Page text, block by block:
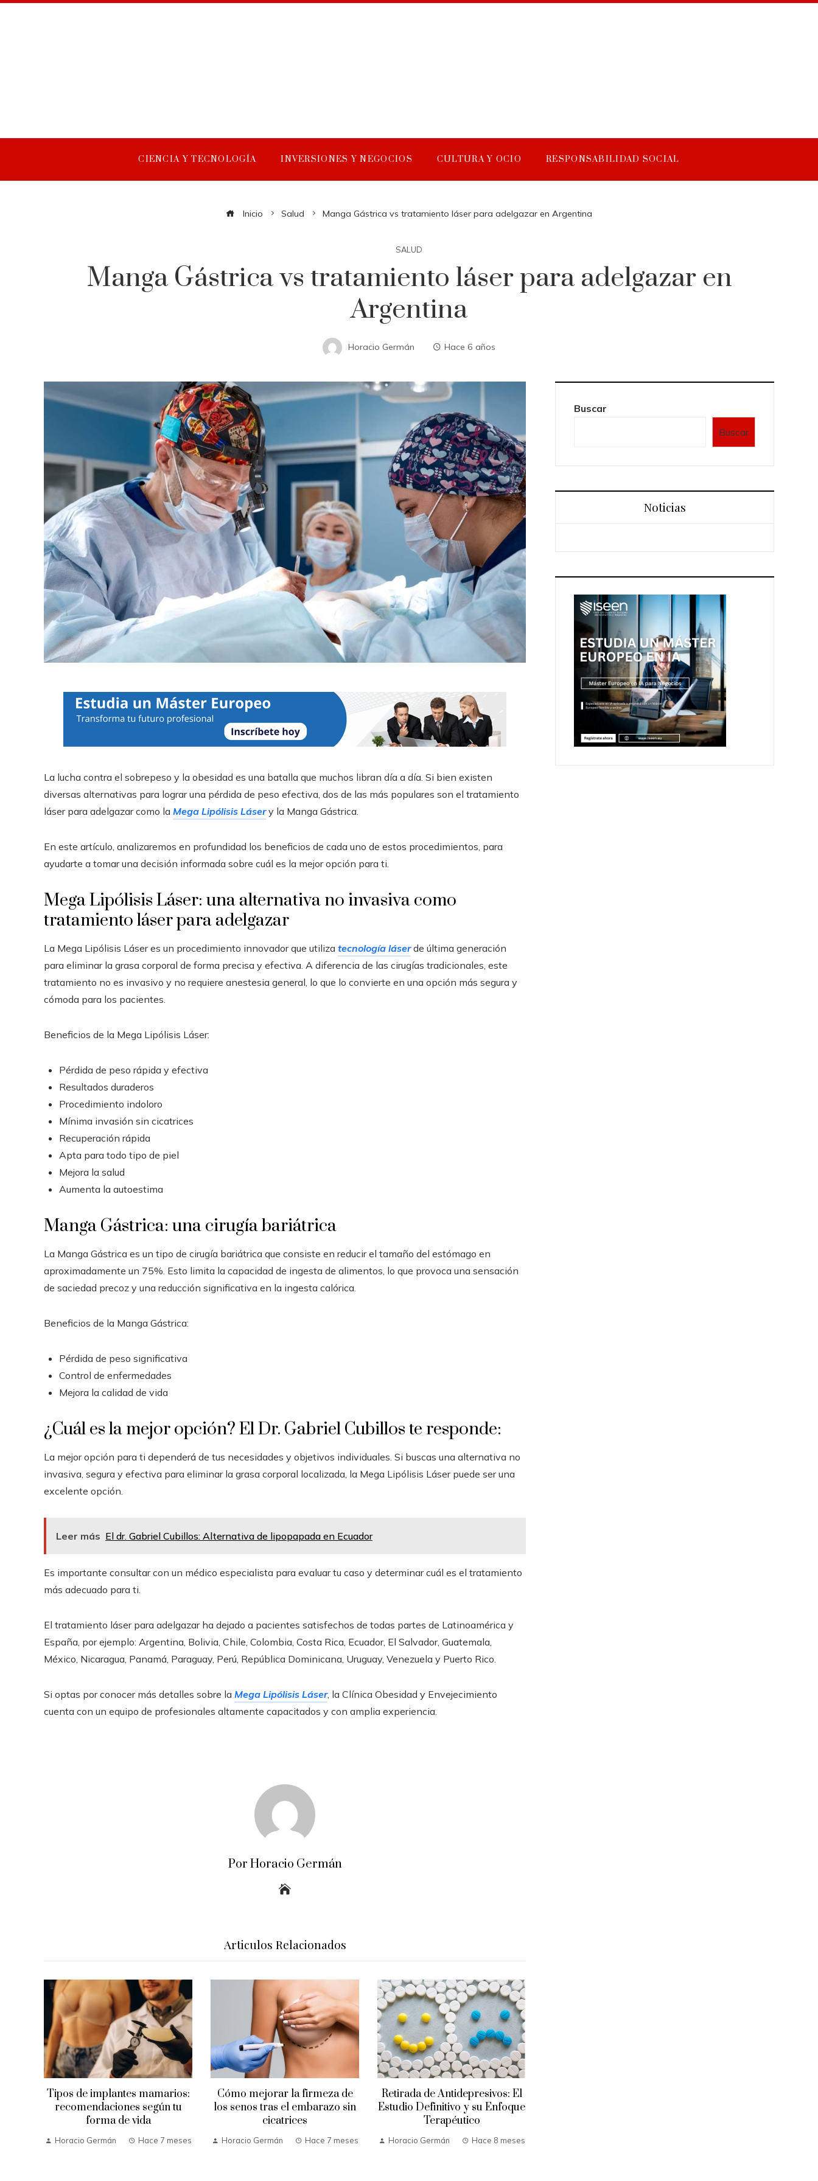
CIENCIA Y TECNOLOGÍA INVERSIONES Y NEGOCIOS CULTURA Y OCIO RESPONSABILIDAD SOCIAL
Inicio Salud Manga Gástrica vs tratamiento láser para adelgazar en Argentina
SALUD
Manga Gástrica vs tratamiento láser para adelgazar en
Argentina
Horacio Germán Hace 6 años
La lucha contra el sobrepeso y la obesidad es una batalla que muchos libran día a día. Si bien existen
diversas alternativas para lograr una pérdida de peso efectiva, dos de las más populares son el tratamiento
láser para adelgazar como la Mega Lipólisis Lásery la Manga Gástrica.
En este artículo, analizaremos en profundidad los beneficios de cada uno de estos procedimientos, para
ayudarte a tomar una decisión informada sobre cuál es la mejor opción para ti.
Mega Lipólisis Láser: una alternativa no invasiva como
tratamiento láser para adelgazar
La Mega Lipólisis Láser es un procedimiento innovador que utiliza tecnología láserde última generación
para eliminar la grasa corporal de forma precisa y efectiva. A diferencia de las cirugías tradicionales, este
tratamiento no es invasivo y no requiere anestesia general, lo que lo convierte en una opción más segura y
cómoda para los pacientes.
Beneficios de la Mega Lipólisis Láser:
Pérdida de peso rápida y efectiva
Resultados duraderos
Procedimiento indoloro
Mínima invasión sin cicatrices
Recuperación rápida
Apta para todo tipo de piel
Mejora la salud
Aumenta la autoestima
Manga Gástrica: una cirugía bariátrica
La Manga Gástrica es un tipo de cirugía bariátrica que consiste en reducir el tamaño del estómago en
aproximadamente un 75%. Esto limita la capacidad de ingesta de alimentos, lo que provoca una sensación
de saciedad precoz y una reducción significativa en la ingesta calórica.
Beneficios de la Manga Gástrica:
Pérdida de peso significativa
Control de enfermedades
Mejora la calidad de vida
¿Cuál es la mejor opción? El Dr. Gabriel Cubillos te responde:
La mejor opción para ti dependerá de tus necesidades y objetivos individuales. Si buscas una alternativa no
invasiva, segura y efectiva para eliminar la grasa corporal localizada, la Mega Lipólisis Láser puede ser una
excelente opción.
Leer más El dr. Gabriel Cubillos: Alternativa de lipopapada en Ecuador
Es importante consultar con un médico especialista para evaluar tu caso y determinar cuál es el tratamiento
más adecuado para ti.
El tratamiento láser para adelgazar ha dejado a pacientes satisfechos de todas partes de Latinoamérica y
España, por ejemplo: Argentina, Bolivia, Chile, Colombia, Costa Rica, Ecuador, El Salvador, Guatemala,
México, Nicaragua, Panamá, Paraguay, Perú, República Dominicana, Uruguay, Venezuela y Puerto Rico.
Si optas por conocer más detalles sobre la Mega Lipólisis Láser, la Clínica Obesidad y Envejecimiento
cuenta con un equipo de profesionales altamente capacitados y con amplia experiencia.
Por Horacio Germán
Articulos Relacionados
Cómo mejorar la firmeza de
los senos tras el embarazo sin
cicatrices
Horacio Germán Hace 7 meses
Retirada de Antidepresivos: El
Estudio Definitivo y su Enfoque
Terapéutico
Horacio Germán Hace 8 meses
Colesterol Rebelde: Nueva
Píldora Ofrece Esperanza
Horacio Germán Hace 9 meses
Buscar
Buscar
Noticias